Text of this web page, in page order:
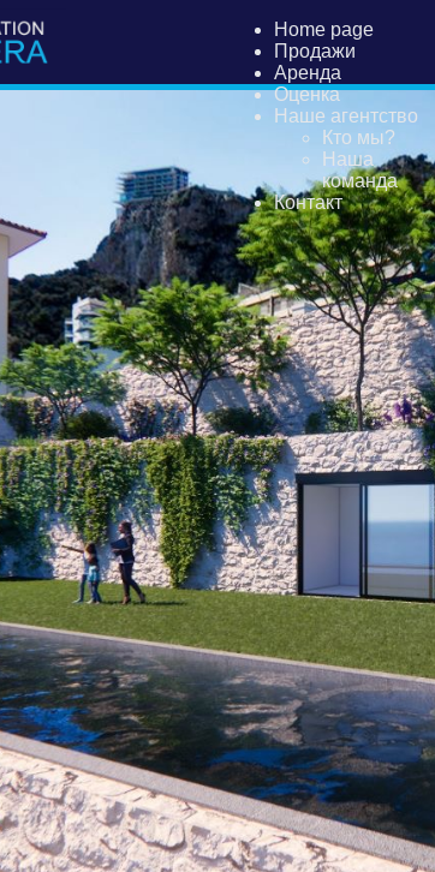
Home page
Продажи
Аренда
Оценка
Наше агентство
Кто мы?
Наша
команда
Контакт